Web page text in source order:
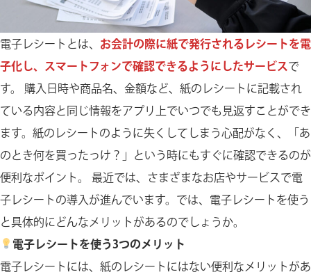
電子レシートとは、 お会計の際に紙で発行されるレシートを電
子化し、スマートフォンで確認できるようにしたサービス で
す。 購入日時や商品名、金額など、紙のレシートに記載され
ている内容と同じ情報をアプリ上でいつでも見返すことができ
ます。紙のレシートのように失くしてしまう心配がなく、「あ
のとき何を買ったっけ？」という時にもすぐに確認できるのが
便利なポイント。 最近では、さまざまなお店やサービスで電
子レシートの導入が進んでいます。では、電子レシートを使う
と具体的にどんなメリットがあるのでしょうか。
電子レシートを使う3つのメリット
電子レシートには、紙のレシートにはない便利なメリットがあ